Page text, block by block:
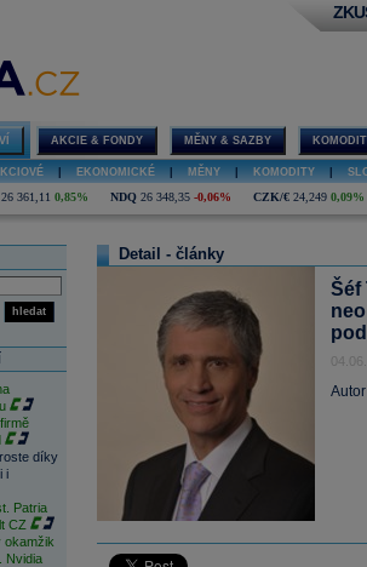
AKCIE & FONDY MĚNY & SAZBY
EKONOMICKÉ MĚNY KOMODITY
26 361,11 0,85% NDQ 26 348,35 -0,06% CZK/€ 24,249 0,09%
hledat
díky
i
Patria
CZ
okamžik
Nvidia
Detail - články
Šéf